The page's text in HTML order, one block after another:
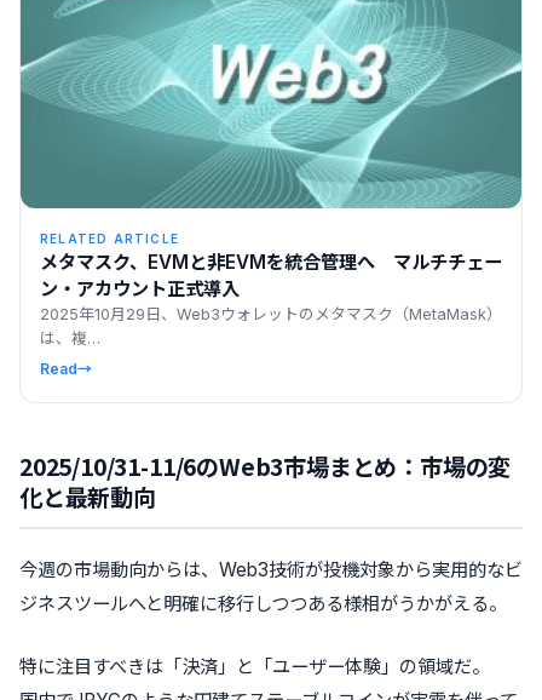
RELATED ARTICLE
メタマスク、EVMと非EVMを統合管理へ マルチチェー
ン・アカウント正式導入
2025年10月29日、Web3ウォレットのメタマスク（MetaMask）
は、複…
Read→
2025/10/31-11/6のWeb3市場まとめ：市場の変
化と最新動向
今週の市場動向からは、Web3技術が投機対象から実用的なビ
ジネスツールへと明確に移行しつつある様相がうかがえる。
特に注目すべきは「決済」と「ユーザー体験」の領域だ。